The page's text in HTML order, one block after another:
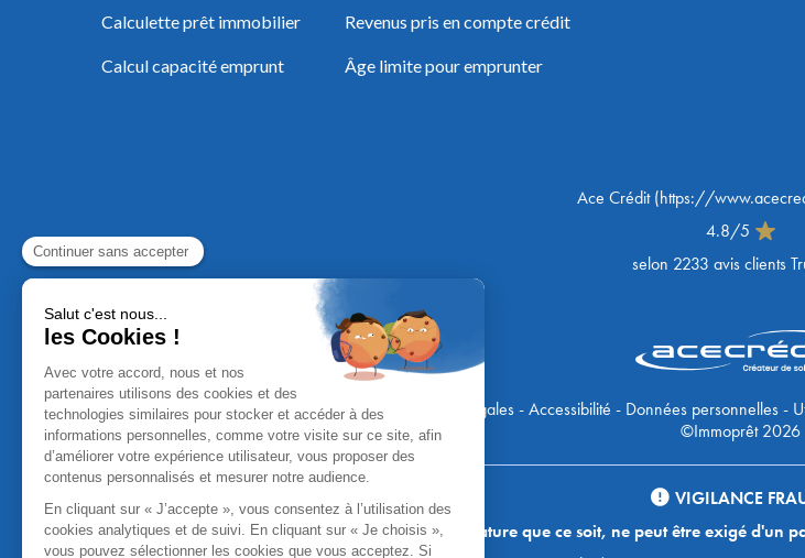
Calculette prêt immobilier
Calcul capacité emprunt
Revenus pris en compte crédit
Âge limite pour emprunter
Ace Crédit(https://
4.8/5
selon 2233 avis clients
Mentions Légales-Accessibilité - Données personnelles-
©Immoprêt 2026
VIGILANCE
Aucun versement, de quelque nature que ce soit, ne peut être exigé d'un